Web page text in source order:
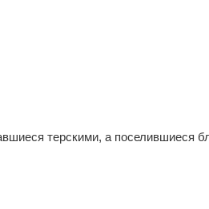
терскими, а поселившиеся